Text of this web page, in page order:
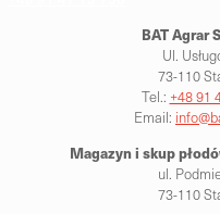
BAT Agrar
Ul.
73-110
Tel.: +48 91
Email:
Magazyn i skup
ul.
73-110